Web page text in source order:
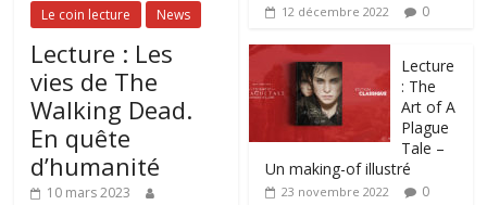
Le coin lecture News
Lecture : Les
vies de The
Walking Dead.
En quête
d’humanité
10 mars 2023
12 décembre 2022 0
Lecture
: The
Art of A
Plague
Tale –
Un making-of illustré
23 novembre 2022 0